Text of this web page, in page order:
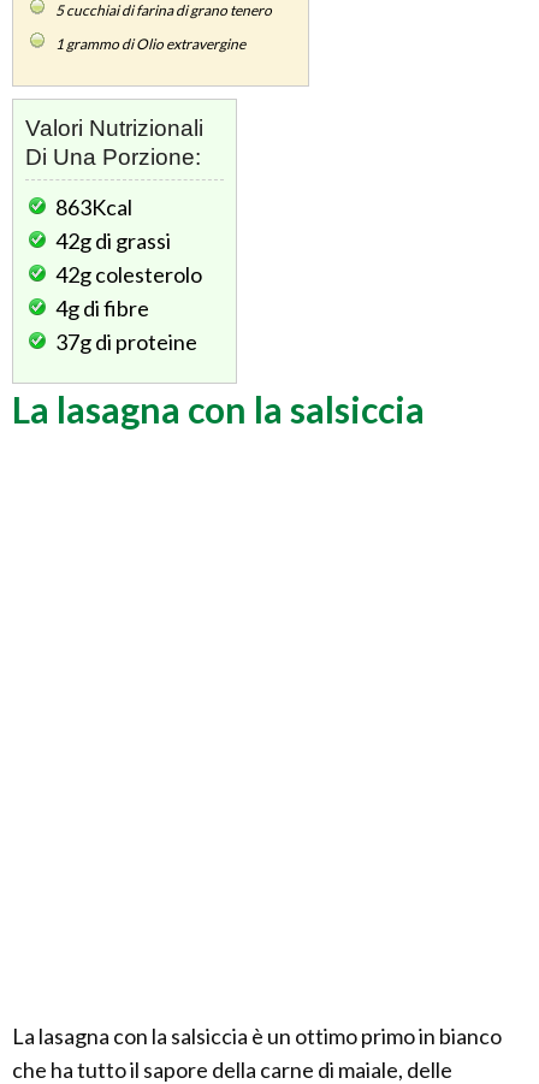
5cucchiai di farina di grano tenero
1grammo di Olio extravergine
Valori Nutrizionali
Di Una Porzione:
863Kcal
42gdi grassi
42gcolesterolo
4gdi fibre
37gdi proteine
La lasagna con la salsiccia
La lasagna con la salsiccia è un ottimo primo in bianco
che ha tutto il sapore della carne di maiale, delle